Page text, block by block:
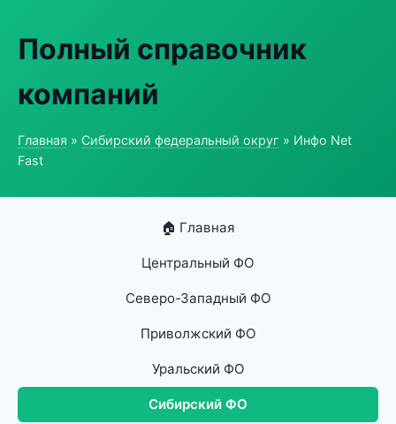
Полный справочник
компаний
Главная » Сибирский федеральный округ » Инфо Net
Fast
🏠 Главная
Центральный ФО
Северо-Западный ФО
Приволжский ФО
Уральский ФО
Сибирский ФО